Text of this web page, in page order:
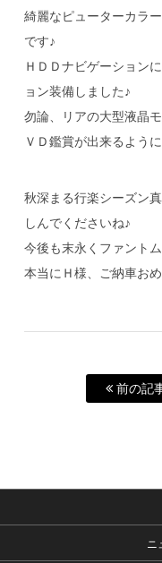
綺麗なピューターカラ
です♪
ＨＤＤナビゲーション
ョン装備しました♪
勿論、リアの大型液晶
ＶＤ鑑賞が出来るよう
秋深まる行楽シーズン
しんでくださいね♪
今後も末永くファント
本当にＨ様、ご納車お
前の記
ニ